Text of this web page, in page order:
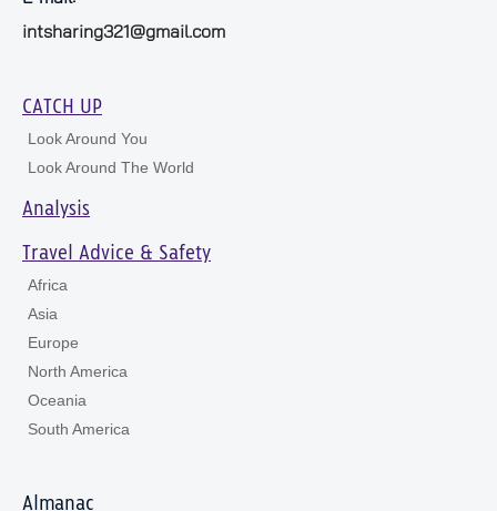
intsharing321@gmail.com
CATCH UP
Look Around You
Look Around The World
Analysis
Travel Advice & Safety
Africa
Asia
Europe
North America
Oceania
South America
Almanac